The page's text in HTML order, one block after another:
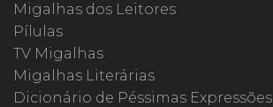
Migalhas dos Leitores
Pílulas
TV Migalhas
Migalhas Literárias
Dicionário de Péssimas Expressões